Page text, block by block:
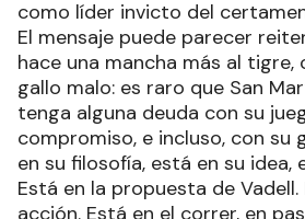
como líder invicto del
El mensaje puede parecer
hace una mancha más al tigre,
gallo malo: es raro que San
tenga alguna deuda con su
compromiso, e incluso, con su
en su filosofía, está en su idea,
Está en la propuesta de